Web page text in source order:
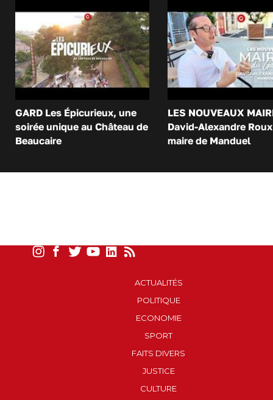
GARD Les Épicurieux, une
soirée unique au Château de
Beaucaire
LES NOUVEAUX
David-Alexandre
maire de Manduel
ACTUALITÉS
POLITIQUE
ECONOMIE
SPORT
FAITS DIVERS
JUSTICE
CULTURE